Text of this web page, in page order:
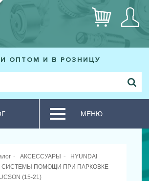
ОПТОМ И В РОЗНИЦУ
МЕНЮ
АКСЕССУАРЫ
HYUNDAI
СИСТЕМЫ ПОМОЩИ ПРИ ПАРКОВКЕ
(15-21)